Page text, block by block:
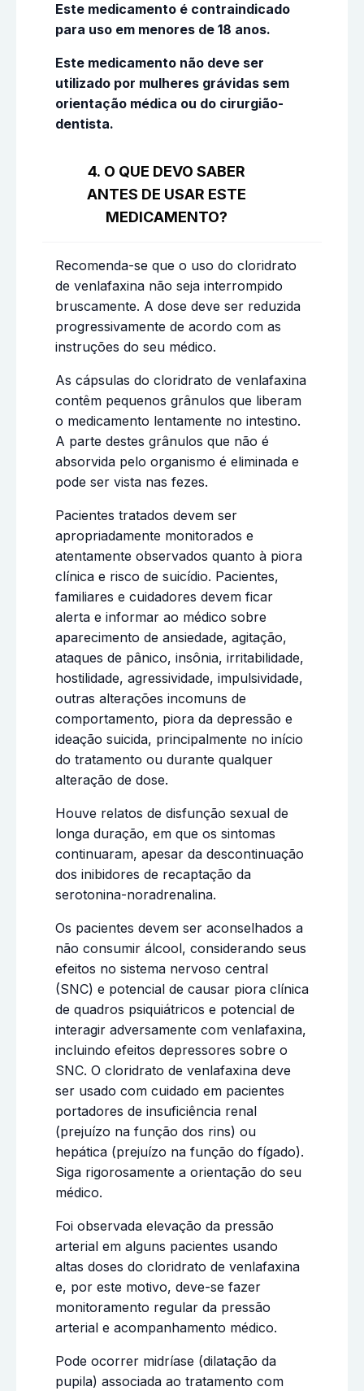
Este medicamento é contraindicado
para uso em menores de 18 anos.
Este medicamento não deve ser
utilizado por mulheres grávidas sem
orientação médica ou do cirurgião-
dentista.
4. O QUE DEVO SABER
ANTES DE USAR ESTE
MEDICAMENTO?
Recomenda-se que o uso do cloridrato
de venlafaxina não seja interrompido
bruscamente. A dose deve ser reduzida
progressivamente de acordo com as
instruções do seu médico.
As cápsulas do cloridrato de venlafaxina
contêm pequenos grânulos que liberam
o medicamento lentamente no intestino.
A parte destes grânulos que não é
absorvida pelo organismo é eliminada e
pode ser vista nas fezes.
Pacientes tratados devem ser
apropriadamente monitorados e
atentamente observados quanto à piora
clínica e risco de suicídio. Pacientes,
familiares e cuidadores devem ficar
alerta e informar ao médico sobre
aparecimento de ansiedade, agitação,
ataques de pânico, insônia, irritabilidade,
hostilidade, agressividade, impulsividade,
outras alterações incomuns de
comportamento, piora da depressão e
ideação suicida, principalmente no início
do tratamento ou durante qualquer
alteração de dose.
Houve relatos de disfunção sexual de
longa duração, em que os sintomas
continuaram, apesar da descontinuação
dos inibidores de recaptação da
serotonina-noradrenalina.
Os pacientes devem ser aconselhados a
não consumir álcool, considerando seus
efeitos no sistema nervoso central
(SNC) e potencial de causar piora clínica
de quadros psiquiátricos e potencial de
interagir adversamente com venlafaxina,
incluindo efeitos depressores sobre o
SNC. O cloridrato de venlafaxina deve
ser usado com cuidado em pacientes
portadores de insuficiência renal
(prejuízo na função dos rins) ou
hepática (prejuízo na função do fígado).
Siga rigorosamente a orientação do seu
médico.
Foi observada elevação da pressão
arterial em alguns pacientes usando
altas doses do cloridrato de venlafaxina
e, por este motivo, deve-se fazer
monitoramento regular da pressão
arterial e acompanhamento médico.
Pode ocorrer midríase (dilatação da
pupila) associada ao tratamento com